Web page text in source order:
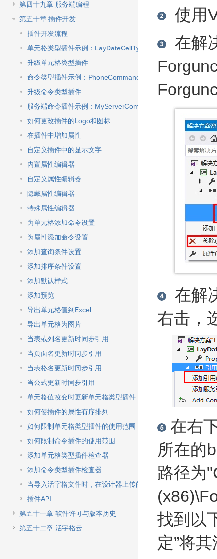
第四十九章 服务端编程
第五十章 插件开发
插件开发流程
单元格类型插件示例：LayDateCellType
升级单元格类型插件
命令类型插件示例：PhoneCommand
升级命令类型插件
服务端命令插件示例：MyServerCommand
如何更改插件的Logo和图标
在插件中增加属性
自定义插件中的显示文字
内置属性编辑器
自定义属性编辑器
隐藏属性编辑器
特殊属性编辑器
为单元格添加命令设置
为属性添加命令设置
添加查询条件设置
添加排序条件设置
添加默认样式
添加预览
导出单元格值到Excel
导出单元格为图片
当表或列名更新时同步引用
当页面名更新时同步引用
当表格名更新时同步引用
当公式更新时同步引用
单元格值改变时更新单元格类型插件
如何使插件的属性有序排列
如何限制单元格类型插件的使用范围
如何限制命令插件的使用范围
添加单元格类型插件检查器
添加命令类型插件检查器
当导入活字格文件时，在设计器上传的图像或文件不能导入
插件API
第五十一章 软件许可与版本历史
第五十二章 活字格云
使用
在解
在解
右击，
在右
所在的
路径为
找到以
定”将